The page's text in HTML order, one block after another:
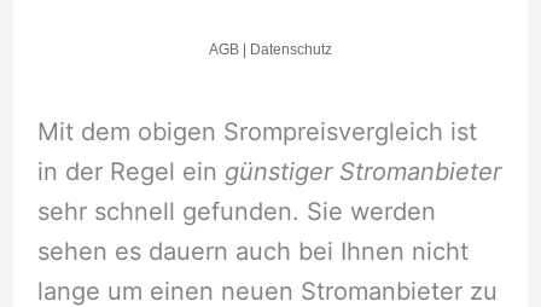
Mit dem obigen Srompreisvergleich ist
in der Regel ein günstiger Stromanbieter
sehr schnell gefunden. Sie werden
sehen es dauern auch bei Ihnen nicht
lange um einen neuen Stromanbieter zu